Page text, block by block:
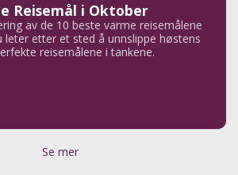
Reisemål i Oktober
av de 10 beste varme reisemålene
leter etter et sted å unnslippe høstens
reisemålene i tankene.
Se mer